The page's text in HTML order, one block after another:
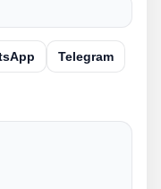
Telegram